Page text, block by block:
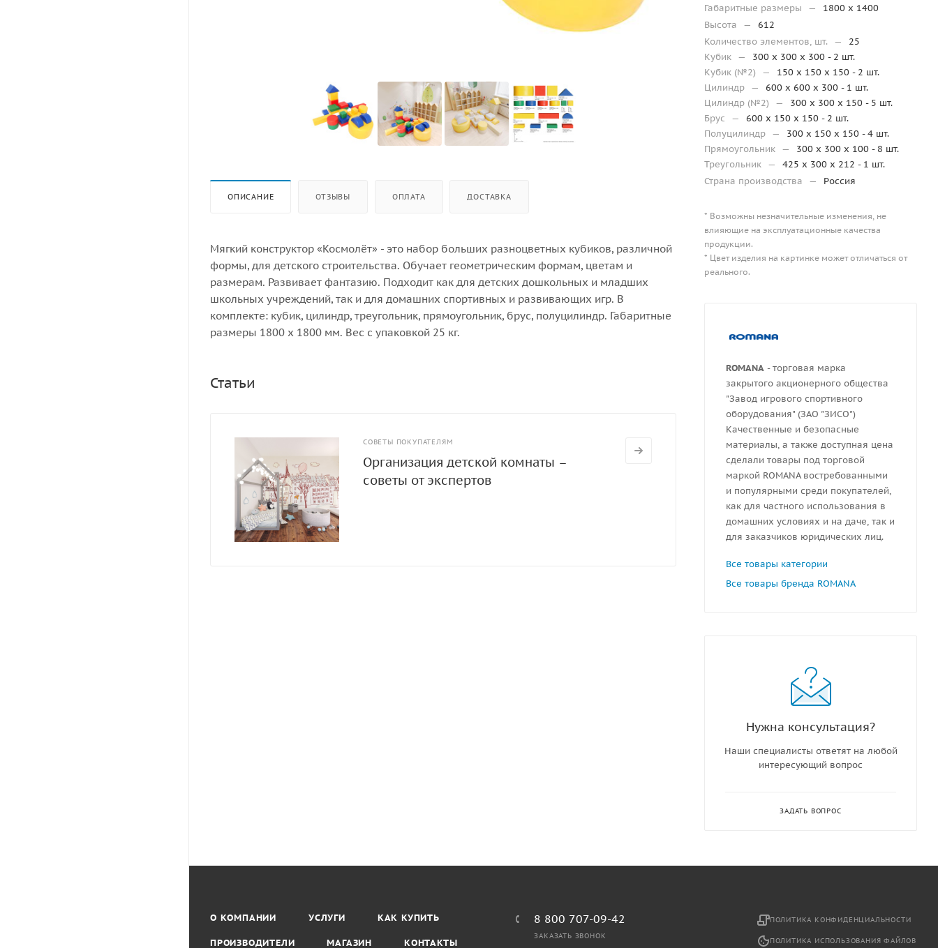
ОПИСАНИЕ ОТЗЫВЫ ОПЛАТА ДОСТАВКА
Мягкий конструктор «Космолёт» - это набор больших разноцветных кубиков, различной
формы, для детского строительства. Обучает геометрическим формам, цветам и
размерам. Развивает фантазию. Подходит как для детских дошкольных и младших
школьных учреждений, так и для домашних спортивных и развивающих игр. В
комплекте: кубик, цилиндр, треугольник, прямоугольник, брус, полуцилиндр. Габаритные
размеры 1800 x 1800 мм. Вес с упаковкой 25 кг.
Статьи
СОВЕТЫ ПОКУПАТЕЛЯМ
Организация детской комнаты –
советы от экспертов
Габаритные размеры —
1800 х 1400
Высота
—
612
Количество элементов, шт.
—
25
Кубик —
300 х 300 х 300 - 2 шт.
Кубик (№2)
—
150 х 150 х 150 - 2 шт.
Цилиндр —
600 х 600 х 300 - 1 шт.
Цилиндр (№2)
—
300 х 300 х 150 - 5 шт.
Брус
—
600 х 150 х 150 - 2 шт.
Полуцилиндр —
300 х 150 х 150 - 4 шт.
Прямоугольник —
300 х 300 х 100 - 8 шт.
Треугольник —
425 х 300 х 212 - 1 шт.
Страна производства
— Россия
* Возможны незначительные изменения, не
влияющие на эксплуатационные качества
продукции.
* Цвет изделия на картинке может отличаться от
реального.
ROMANA - торговая марка
закрытого акционерного общества
"Завод игрового спортивного
оборудования" (ЗАО "ЗИСО")
Качественные и безопасные
материалы, а также доступная цена
сделали товары под торговой
маркой ROMANA востребованными
и популярными среди покупателей,
как для частного использования в
домашних условиях и на даче, так и
для заказчиков юридических лиц.
Все товары категории
Все товары бренда ROMANA
Нужна консультация?
Наши специалисты ответят на любой
интересующий вопрос
ЗАДАТЬ ВОПРОС
О КОМПАНИИ УСЛУГИ КАК КУПИТЬ
ПРОИЗВОДИТЕЛИ МАГАЗИН КОНТАКТЫ
8 800 707-09-42
ЗАКАЗАТЬ ЗВОНОК
ПОЛИТИКА КОНФИДЕНЦИАЛЬНОСТИ
ПОЛИТИКА ИСПОЛЬЗОВАНИЯ ФАЙЛОВ